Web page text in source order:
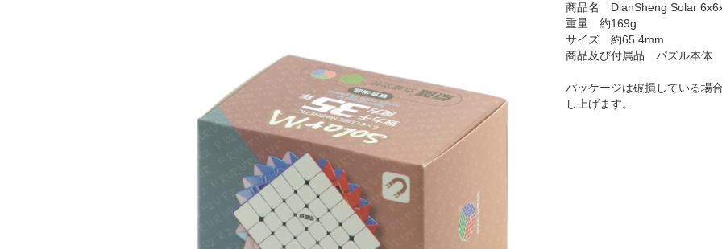
商品名 DianSheng Solar
重量 約169g
サイズ 約65.4mm
商品及び付属品 パズル本体
パッケージは破損している場
し上げます。